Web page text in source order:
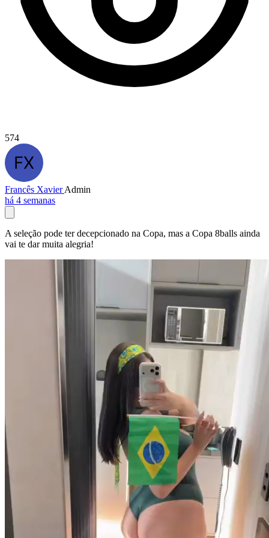
574
Francês XavierAdmin
há 4 semanas
A seleção pode ter decepcionado na Copa, mas a Copa 8balls ainda
vai te dar muita alegria!